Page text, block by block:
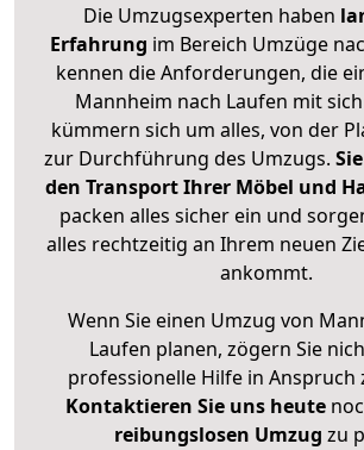
Die Umzugsexperten haben
Erfahrung im Bereich Umzüge
kennen die Anforderungen, die
Mannheim nach Laufen mit
kümmern sich um alles, von der
zur Durchführung des Umzugs.
den Transport Ihrer Möbel und
packen alles sicher ein und
alles rechtzeitig an Ihrem neuen
ankommt.
Wenn Sie einen Umzug von
Laufen planen, zögern Sie
professionelle Hilfe in Anspruch
Kontaktieren Sie uns heute
reibungslosen Umzug zu